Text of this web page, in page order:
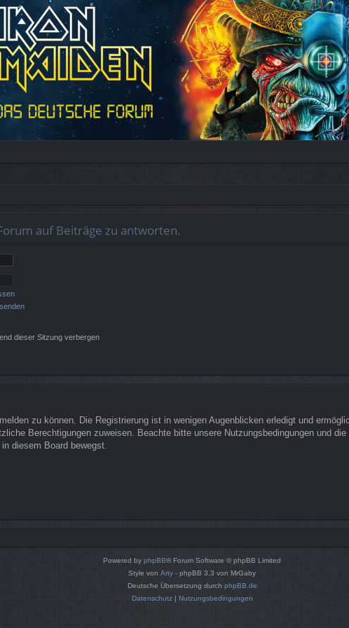
auf Beiträge zu antworten.
dieser Sitzung verbergen
zu können. Die Registrierung ist in wenigen Augenblicken erledigt und
Berechtigungen zuweisen. Beachte bitte unsere Nutzungsbedingungen und
diesem Board bewegst.
Powered by phpBB® Forum Software © phpBB Limited
Style von Arty - phpBB 3.3 von MrGaby
Deutsche Übersetzung durch phpBB.de
Datenschutz| Nutzungsbedingungen